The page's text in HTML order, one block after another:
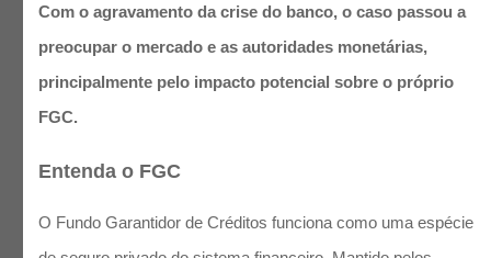
Com o agravamento da crise do banco, o caso passou a
preocupar o mercado e as autoridades monetárias,
principalmente pelo impacto potencial sobre o próprio
FGC.
Entenda o FGC
O Fundo Garantidor de Créditos funciona como uma espécie